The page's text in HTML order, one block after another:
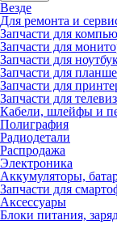
Везде
Для ремонта и
Запчасти для
Запчасти для
Запчасти для
Запчасти для
Запчасти для
Запчасти для
Кабели, шлейфы и
Полиграфия
Радиодетали
Распродажа
Электроника
Аккумуляторы,
Запчасти для
Аксессуары
Блоки питания,